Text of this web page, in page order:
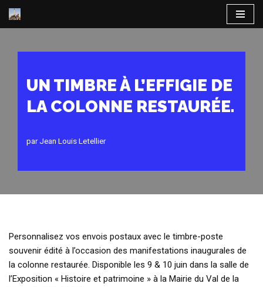
Aller
UN TIMBRE À L’EFFIGIE DE
LA COLONNE RESTAURÉE.
parJean Louis Letellier
Personnalisez vos envois postaux avec le timbre-poste
souvenir édité à l’occasion des manifestations inaugurales de
la colonne restaurée. Disponible les 9 & 10 juin dans la salle de
l’Exposition « Histoire et patrimoine » à la Mairie du Val de la